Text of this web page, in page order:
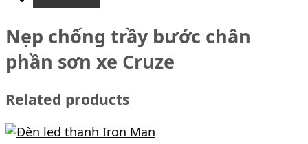
Nẹp chống trầy bước chân
phần sơn xe Cruze
Related products